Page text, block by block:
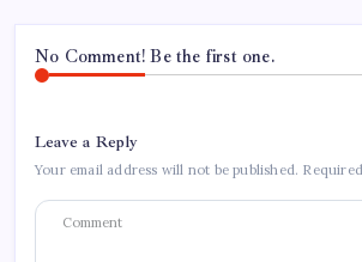
No Comment! Be the first one.
Leave a Reply
Your email address will not be published.